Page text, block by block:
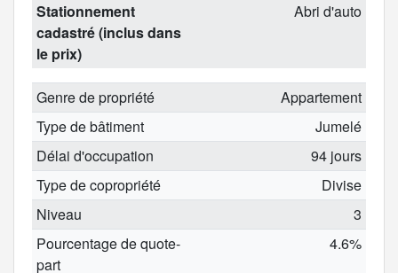
Stationnement
cadastré (inclus dans
le prix)
Abri d'auto
Genre de propriété
Appartement
Type de bâtiment
Jumelé
Délai d'occupation
94 jours
Type de copropriété
Divise
Niveau
3
Pourcentage de quote-
part
4.6%